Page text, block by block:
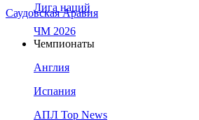
Саудовская Аравия
Лига наций
ЧМ 2026
Чемпионаты
Англия
Испания
АПЛ Top News